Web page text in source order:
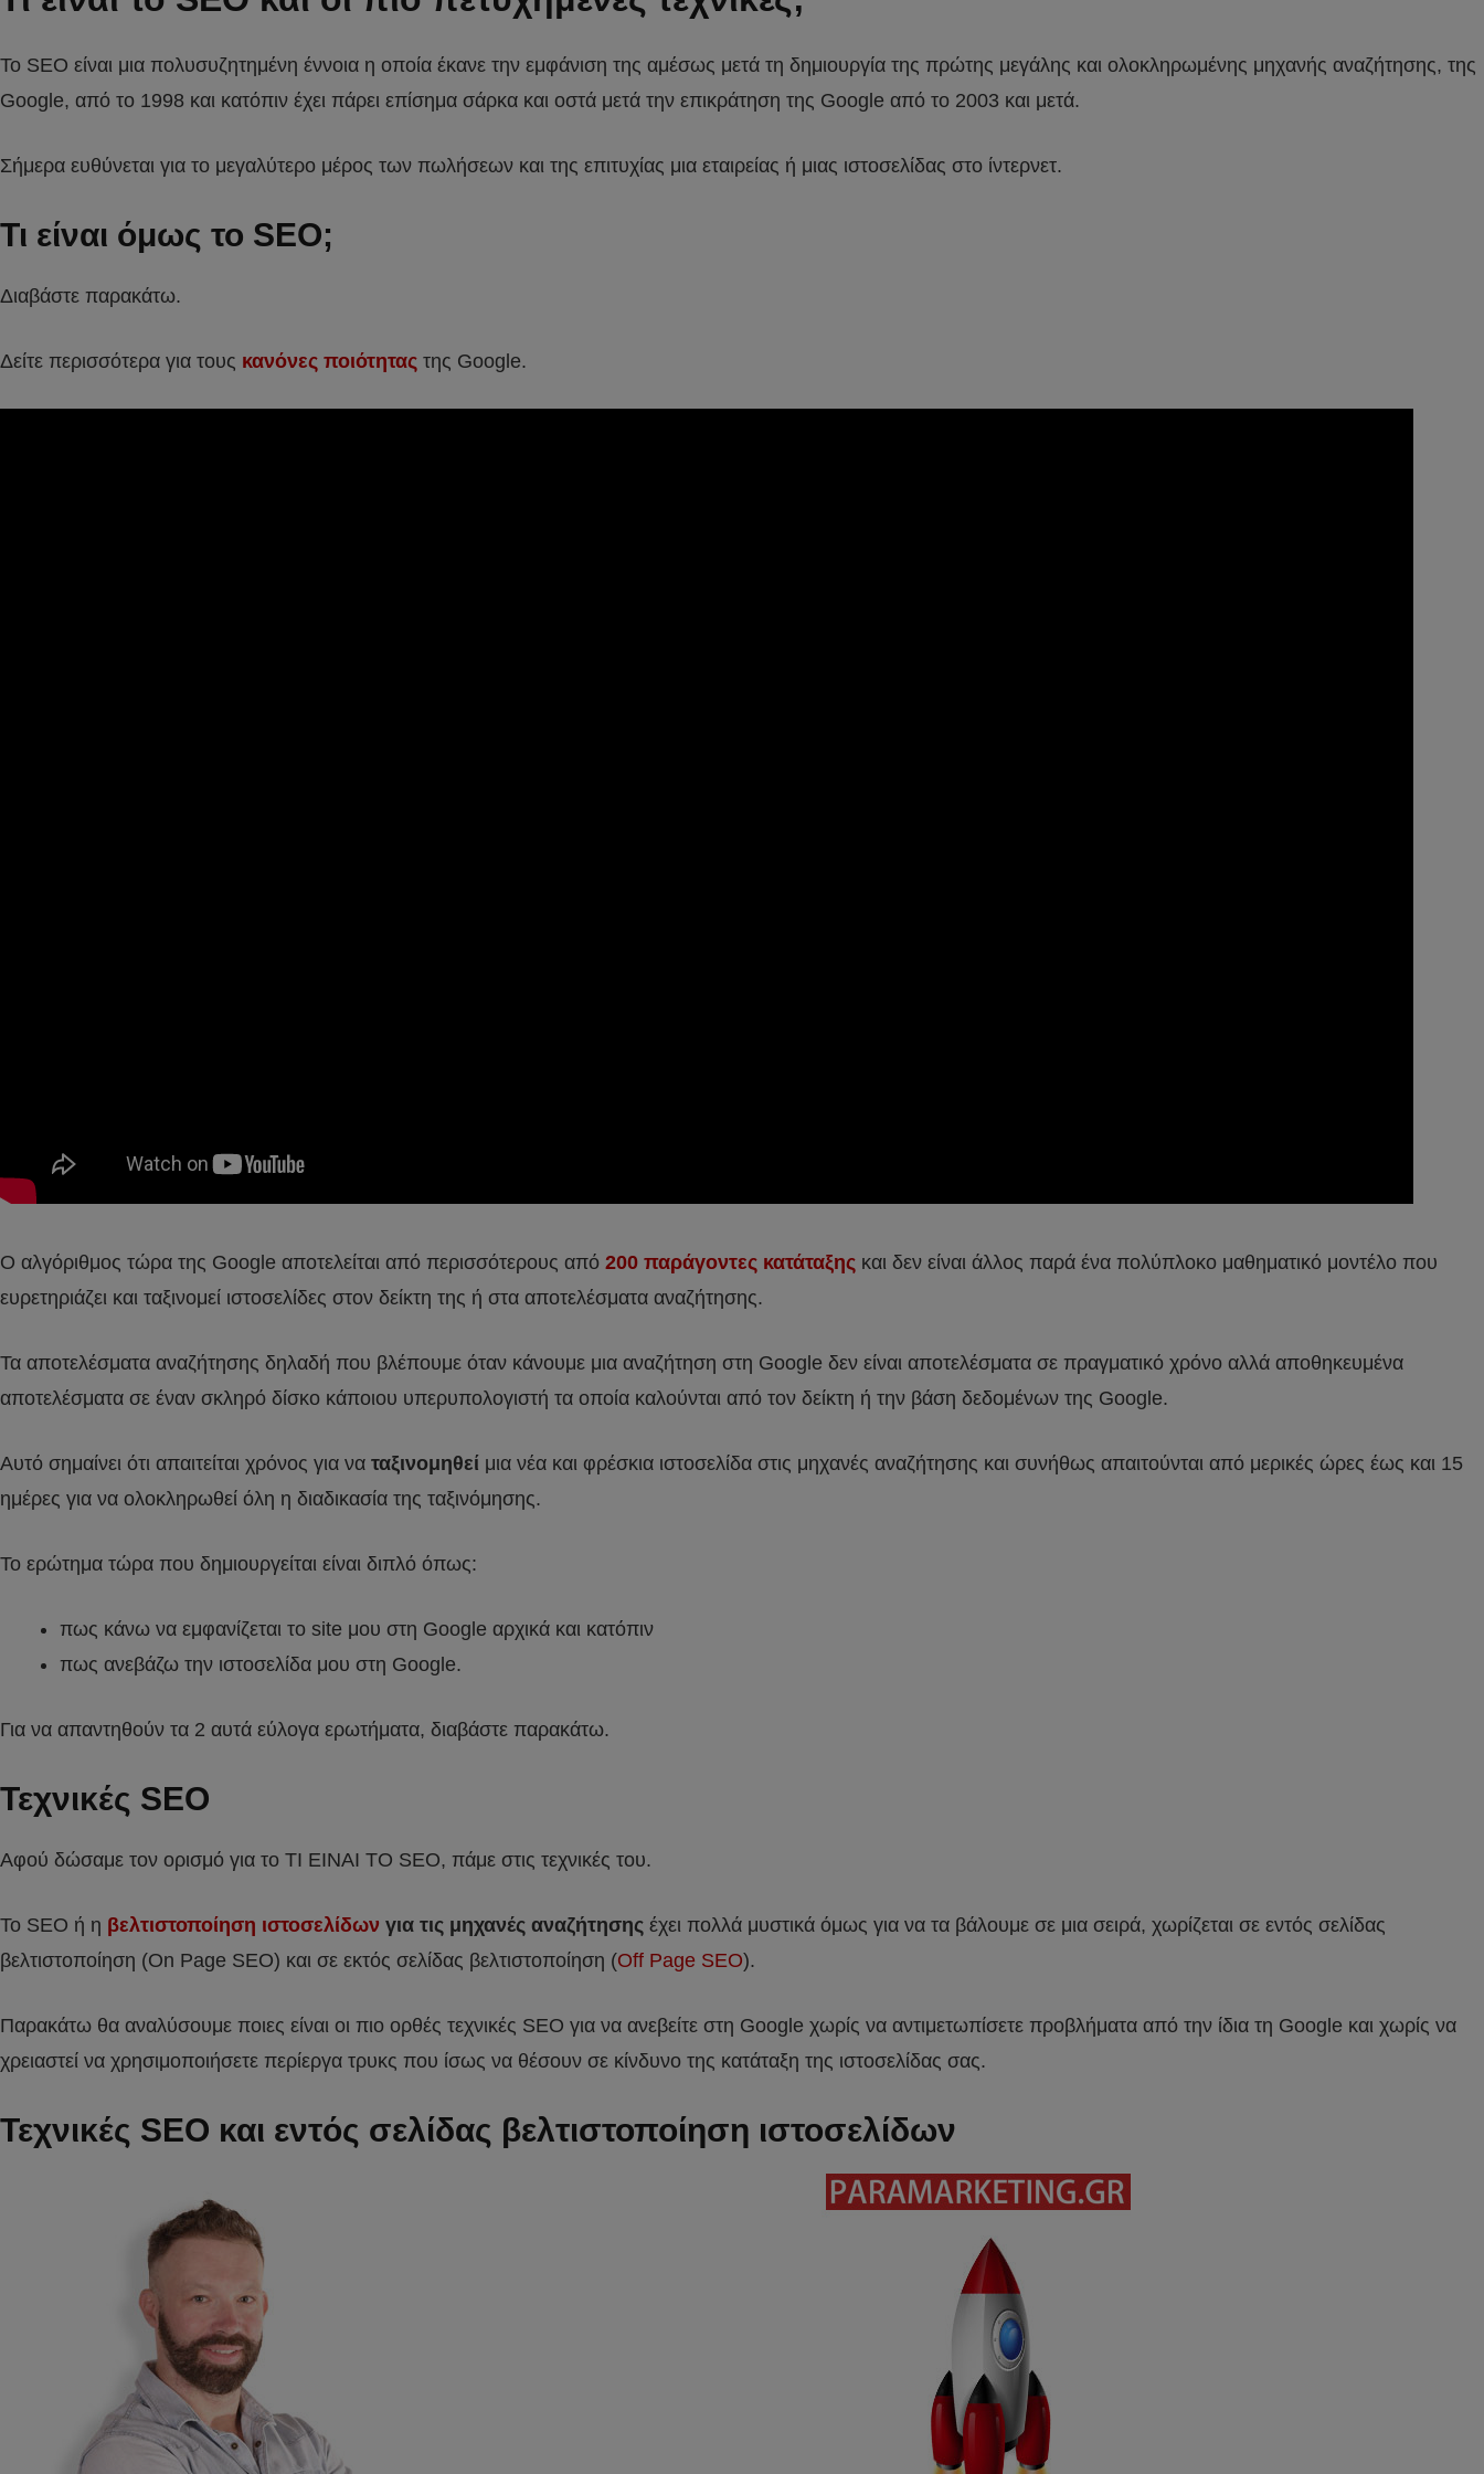
Το SEO είναι μια πολυσυζητημένη έννοια η οποία έκανε την εμφάνιση της αμέσως μετά τη δημιουργία της πρώτης μεγάλης και ολοκληρωμένης μηχανής αναζήτησης, της
Google, από το 1998 και κατόπιν έχει πάρει επίσημα σάρκα και οστά μετά την επικράτηση της Google από το 2003 και μετά.
Σήμερα ευθύνεται για το μεγαλύτερο μέρος των πωλήσεων και της επιτυχίας μια εταιρείας ή μιας ιστοσελίδας στο ίντερνετ.
Τι είναι όμως το SEO;
Διαβάστε παρακάτω.
Δείτε περισσότερα για τους κανόνες ποιότητας της Google.
Ο αλγόριθμος τώρα της Google αποτελείται από περισσότερους από 200 παράγοντες κατάταξης και δεν είναι άλλος παρά ένα πολύπλοκο μαθηματικό μοντέλο που
ευρετηριάζει και ταξινομεί ιστοσελίδες στον δείκτη της ή στα αποτελέσματα αναζήτησης.
Τα αποτελέσματα αναζήτησης δηλαδή που βλέπουμε όταν κάνουμε μια αναζήτηση στη Google δεν είναι αποτελέσματα σε πραγματικό χρόνο αλλά αποθηκευμένα
αποτελέσματα σε έναν σκληρό δίσκο κάποιου υπερυπολογιστή τα οποία καλούνται από τον δείκτη ή την βάση δεδομένων της Google.
Αυτό σημαίνει ότι απαιτείται χρόνος για να ταξινομηθεί μια νέα και φρέσκια ιστοσελίδα στις μηχανές αναζήτησης και συνήθως απαιτούνται από μερικές ώρες έως και 15
ημέρες για να ολοκληρωθεί όλη η διαδικασία της ταξινόμησης.
Το ερώτημα τώρα που δημιουργείται είναι διπλό όπως:
πως κάνω να εμφανίζεται το site μου στη Google αρχικά και κατόπιν
πως ανεβάζω την ιστοσελίδα μου στη Google.
Για να απαντηθούν τα 2 αυτά εύλογα ερωτήματα, διαβάστε παρακάτω.
Τεχνικές SEO
Αφού δώσαμε τον ορισμό για το ΤΙ ΕΙΝΑΙ ΤΟ SEO, πάμε στις τεχνικές του.
Το SEO ή η βελτιστοποίηση ιστοσελίδων για τις μηχανές αναζήτησης έχει πολλά μυστικά όμως για να τα βάλουμε σε μια σειρά, χωρίζεται σε εντός σελίδας
βελτιστοποίηση (On Page SEO) και σε εκτός σελίδας βελτιστοποίηση (Off Page SEO).
Παρακάτω θα αναλύσουμε ποιες είναι οι πιο ορθές τεχνικές SEO για να ανεβείτε στη Google χωρίς να αντιμετωπίσετε προβλήματα από την ίδια τη Google και χωρίς να
χρειαστεί να χρησιμοποιήσετε περίεργα τρυκς που ίσως να θέσουν σε κίνδυνο της κατάταξη της ιστοσελίδας σας.
Τεχνικές SEO και εντός σελίδας βελτιστοποίηση ιστοσελίδων